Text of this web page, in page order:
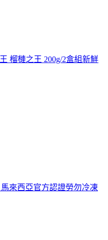
榴槤之王 200g/2盒組新鮮
來西亞官方認證勞勿冷凍